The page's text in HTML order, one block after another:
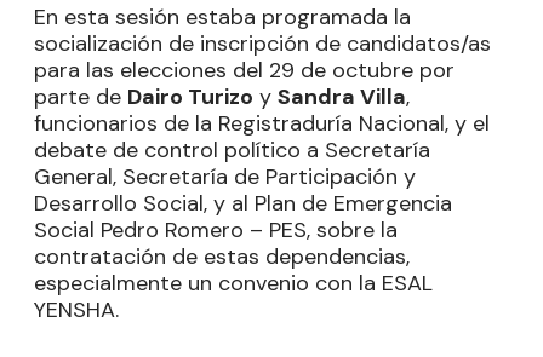
En esta sesión estaba programada la
socialización de inscripción de candidatos/as
para las elecciones del 29 de octubre por
parte de Dairo Turizo y Sandra Villa,
funcionarios de la Registraduría Nacional, y el
debate de control político a Secretaría
General, Secretaría de Participación y
Desarrollo Social, y al Plan de Emergencia
Social Pedro Romero – PES, sobre la
contratación de estas dependencias,
especialmente un convenio con la ESAL
YENSHA.